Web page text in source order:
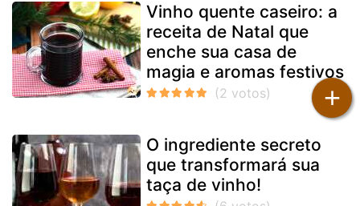
Vinho quente caseiro: a
receita de Natal que
enche sua casa de
magia e aromas festivos
O ingrediente secreto
que transformará sua
taça de vinho!
+